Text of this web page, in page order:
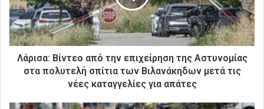
λ
ε
κ
τ
Λάρισα: Βίντεο από την επιχείρηση της Αστυνομίας
στα πολυτελή σπίτια των Βιλανάκηδων μετά τις
νέες καταγγελίες για απάτες